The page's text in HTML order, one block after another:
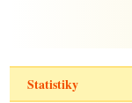
Statistiky